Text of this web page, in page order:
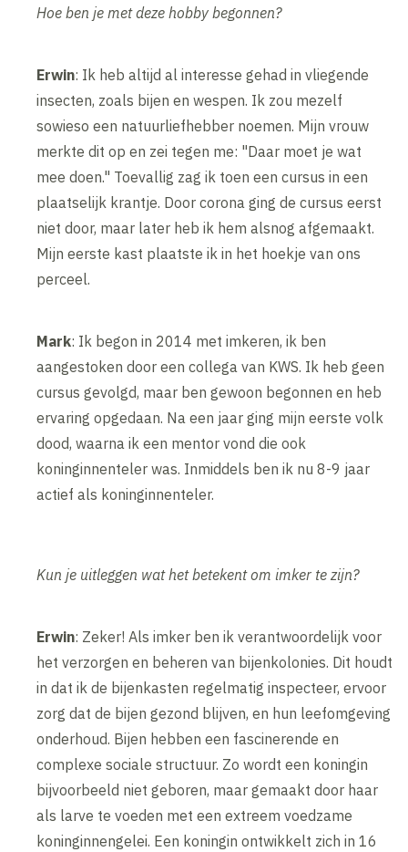
Hoe ben je met deze hobby begonnen?
Erwin: Ik heb altijd al interesse gehad in vliegende
insecten, zoals bijen en wespen. Ik zou mezelf
sowieso een natuurliefhebber noemen. Mijn vrouw
merkte dit op en zei tegen me: "Daar moet je wat
mee doen." Toevallig zag ik toen een cursus in een
plaatselijk krantje. Door corona ging de cursus eerst
niet door, maar later heb ik hem alsnog afgemaakt.
Mijn eerste kast plaatste ik in het hoekje van ons
perceel.
Mark: Ik begon in 2014 met imkeren, ik ben
aangestoken door een collega van KWS. Ik heb geen
cursus gevolgd, maar ben gewoon begonnen en heb
ervaring opgedaan. Na een jaar ging mijn eerste volk
dood, waarna ik een mentor vond die ook
koninginnenteler was. Inmiddels ben ik nu 8-9 jaar
actief als koninginnenteler.
Kun je uitleggen wat het betekent om imker te zijn?
Erwin: Zeker! Als imker ben ik verantwoordelijk voor
het verzorgen en beheren van bijenkolonies. Dit houdt
in dat ik de bijenkasten regelmatig inspecteer, ervoor
zorg dat de bijen gezond blijven, en hun leefomgeving
onderhoud. Bijen hebben een fascinerende en
complexe sociale structuur. Zo wordt een koningin
bijvoorbeeld niet geboren, maar gemaakt door haar
als larve te voeden met een extreem voedzame
koninginnengelei. Een koningin ontwikkelt zich in 16